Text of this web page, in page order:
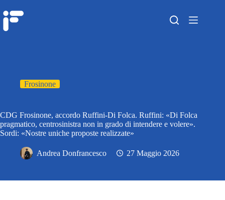
Frosinone
CDG Frosinone, accordo Ruffini-Di Folca. Ruffini: «Di Folca
pragmatico, centrosinistra non in grado di intendere e volere».
Sordi: «Nostre uniche proposte realizzate»
Andrea Donfrancesco 27 Maggio 2026